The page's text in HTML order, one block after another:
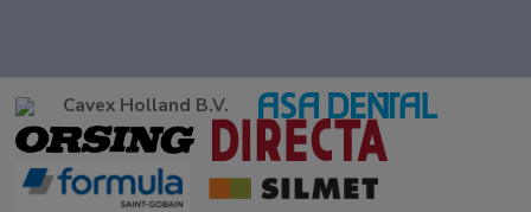
Cavex Holland B.V.